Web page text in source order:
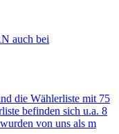
auch bei
die Wählerliste mit 75
befinden sich u.a. 8
von uns als m